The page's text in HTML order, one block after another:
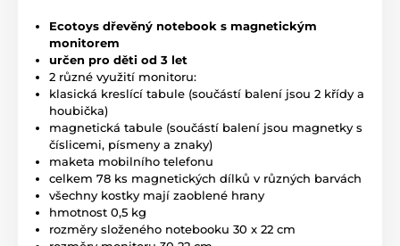
Ecotoys dřevěný notebook s magnetickým
monitorem
určen pro děti od 3 let
2 různé využití monitoru:
klasická kreslící tabule (součástí balení jsou 2 křídy a
houbička)
magnetická tabule (součástí balení jsou magnetky s
číslicemi, písmeny a znaky)
maketa mobilního telefonu
celkem 78 ks magnetických dílků v různých barvách
všechny kostky mají zaoblené hrany
hmotnost 0,5 kg
rozměry složeného notebooku 30 x 22 cm